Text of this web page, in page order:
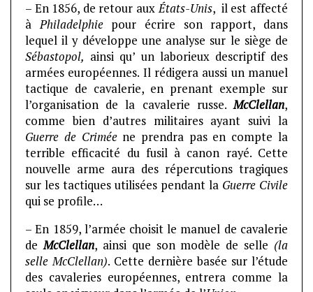
– En 1856, de retour auxÉtats-Unis, il est affecté
àPhiladelphiepour écrire son rapport, dans
lequel il y développe une analyse sur le siège de
Sébastopol, ainsi qu’ un laborieux descriptif des
armées européennes. Il rédigera aussi un manuel
tactique de cavalerie, en prenant exemple sur
l’organisation de la cavalerie russe.McClellan,
comme bien d’autres militaires ayant suivi la
Guerre de Criméene prendra pas en compte la
terrible efficacité du fusil à canon rayé. Cette
nouvelle arme aura des répercutions tragiques
sur les tactiques utilisées pendant la Guerre Civile
qui se profile…
– En 1859, l’armée choisit le manuel de cavalerie
deMcClellan, ainsi que son modèle de selle (la
selle McClellan). Cette dernière basée sur l’étude
des cavaleries européennes, entrera comme la